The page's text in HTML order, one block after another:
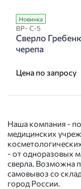
Новинка
ВР- С-5
Сверло
черепа
Цена по запросу
Наша компания -
медицинских
- от одноразовых
сверла. Возможна
самовывоз со
город России.